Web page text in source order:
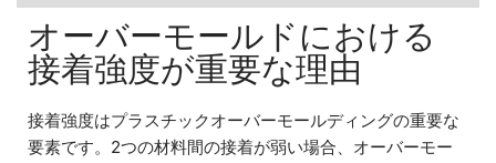
オーバーモールドにおける
接着強度が重要な理由
接着強度はプラスチックオーバーモールディングの重要な
要素です。2つの材料間の接着が弱い場合、オーバーモー